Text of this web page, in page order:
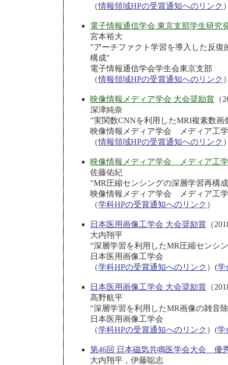
（情報領域HPの受賞通知へのリンク
電子情報通信学会 東京支部学生研究
宮本裕大
"アーチファクト学習を導入した反
構成"
電子情報通信学会学生会東京支部
（情報領域HPの受賞通知へのリンク
映像情報メディア学会 大会奨励賞 （
深津純奈
"実関数CNNを利用したMRI複素数
映像情報メディア学会 メディア工
（情報領域HPの受賞通知へのリンク
映像情報メディア学会 メディア工
佐藤佑紀
"MR圧縮センシングの深層学習再構
映像情報メディア学会 メディア工
（学科HPの受賞通知へのリンク ）
日本医用画像工学会 大会奨励賞 （
大内翔平
"深層学習を利用したMR圧縮センシ
日本医用画像工学会
（学科HPの受賞通知へのリンク ）(学
日本医用画像工学会 大会奨励賞 （
高野航平
"深層学習を利用したMR画像の雑音
日本医用画像工学会
（学科HPの受賞通知へのリンク ）(学
第46回 日本磁気共鳴医学会大会 優
大内翔平，伊藤聡志